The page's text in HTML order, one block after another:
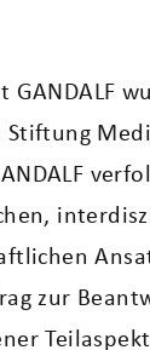
GANDALF
Stiftung
zur